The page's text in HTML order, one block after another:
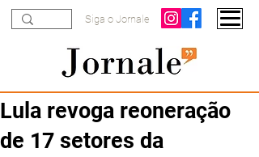
Siga o Jornale
Lula revoga reoneração
de 17 setores da